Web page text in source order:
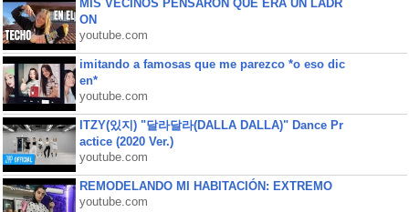
MIS VECINOS PENSARON QUE ERA UN LADR
ON
youtube.com
imitando a famosas que me parezco *o eso dic
en*
youtube.com
ITZY(있지) "달라달라(DALLA DALLA)" Dance Pr
actice (2020 Ver.)
youtube.com
REMODELANDO MI HABITACIÓN: EXTREMO
youtube.com